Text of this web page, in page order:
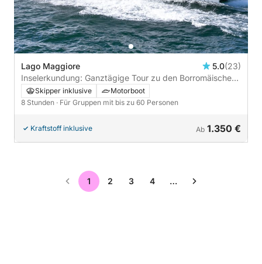
Lago Maggiore 5.0(23)
Inselerkundung: Ganztägige Tour zu den Borromäischen
Inseln mit Wanderungen, Mittagessen und Schwimmen
Skipper inklusive
Motorboot
8 Stunden · Für Gruppen mit bis zu 60 Personen
Kraftstoff inklusive Ab 1.350 €
1 2 3 4 …